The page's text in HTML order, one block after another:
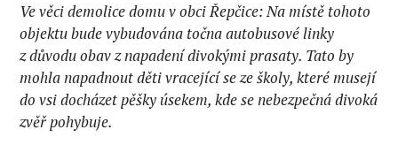
Ve věci demolice domu v obci Řepčice:Na místě tohoto
objektu bude vybudována točna autobusové linky
z důvodu obav z napadení divokými prasaty. Tato by
mohla napadnout děti vracející se ze školy, které musejí
do vsi docházet pěšky úsekem, kde se nebezpečná divoká
zvěř pohybuje.